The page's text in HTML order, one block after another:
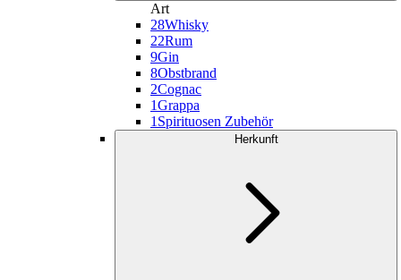
Art
28Whisky
22Rum
9Gin
8Obstbrand
2Cognac
1Grappa
1 Spirituosen Zubehör
Herkunft